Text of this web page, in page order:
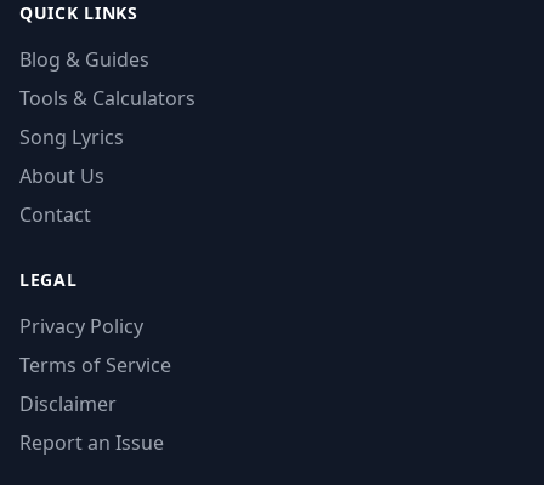
QUICK LINKS
Blog & Guides
Tools & Calculators
Song Lyrics
About Us
Contact
LEGAL
Privacy Policy
Terms of Service
Disclaimer
Report an Issue